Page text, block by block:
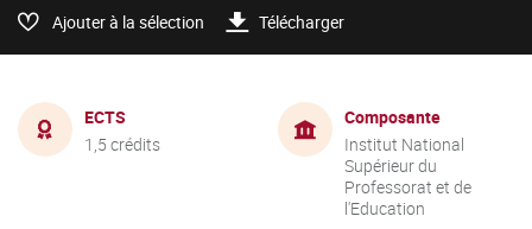
Ajouter à la sélection Télécharger
ECTS
1,5 crédits
Composante
Institut National
Supérieur du
Professorat et de
l'Education